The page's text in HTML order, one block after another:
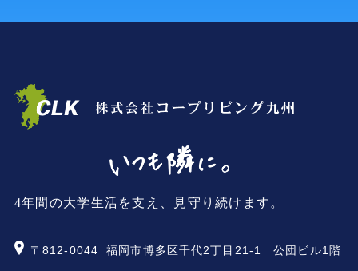
4年間の大学生活を支え、見守り続けます。
〒812-0044 福岡市博多区千代2丁目21-1 公団ビル1階